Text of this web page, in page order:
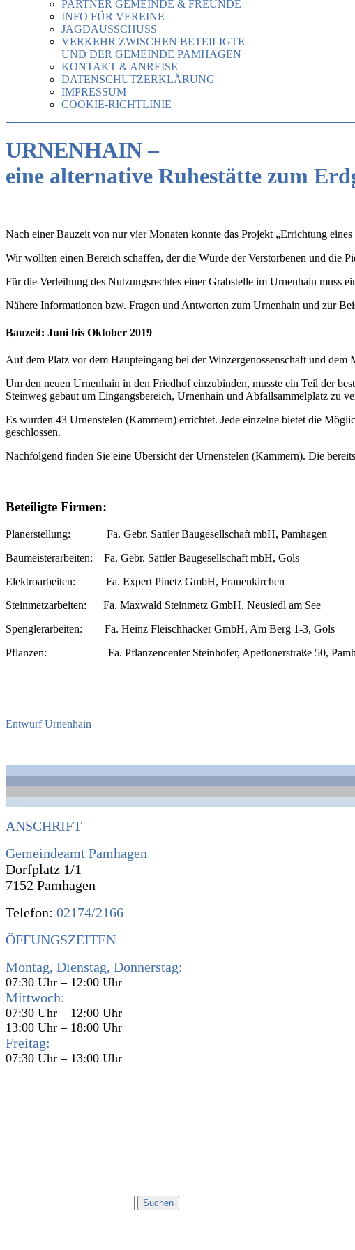
PARTNER GEMEINDE & FREUNDE
INFO FÜR VEREINE
JAGDAUSSCHUSS
VERKEHR ZWISCHEN BETEILIGTE
UND DER GEMEINDE PAMHAGEN
KONTAKT & ANREISE
DATENSCHUTZERKLÄRUNG
IMPRESSUM
COOKIE-RICHTLINIE
URNENHAIN –
eine alternative Ruhestätte zum
Nach einer Bauzeit von nur vier Monaten konnte das Projekt „Errichtung
Wir wollten einen Bereich schaffen, der die Würde der Verstorbenen und die
Für die Verleihung des Nutzungsrechtes einer Grabstelle im Urnenhain muss
Nähere Informationen bzw. Fragen und Antworten zum Urnenhain und zur
Bauzeit: Juni bis Oktober 2019
Auf dem Platz vor dem Haupteingang bei der Winzergenossenschaft und
Um den neuen Urnenhain in den Friedhof einzubinden, musste ein Teil der
Steinweg gebaut um Eingangsbereich, Urnenhain und Abfallsammelplatz zu
Es wurden 43 Urnenstelen (Kammern) errichtet. Jede einzelne bietet die
geschlossen.
Nachfolgend finden Sie eine Übersicht der Urnenstelen (Kammern). Die
Beteiligte Firmen:
Planerstellung: Fa. Gebr. Sattler Baugesellschaft mbH, Pamhagen
Baumeisterarbeiten: Fa. Gebr. Sattler Baugesellschaft mbH, Gols
Elektroarbeiten: Fa. Expert Pinetz GmbH, Frauenkirchen
Steinmetzarbeiten: Fa. Maxwald Steinmetz GmbH, Neusiedl am See
Spenglerarbeiten: Fa. Heinz Fleischhacker GmbH, Am Berg 1-3, Gols
Pflanzen: Fa. Pflanzencenter Steinhofer, Apetlonerstraße 50,
Entwurf Urnenhain
ANSCHRIFT
Gemeindeamt Pamhagen
Dorfplatz 1/1
7152 Pamhagen
Telefon: 02174/2166
ÖFFUNGSZEITEN
Montag, Dienstag, Donnerstag:
07:30 Uhr – 12:00 Uhr
Mittwoch:
07:30 Uhr – 12:00 Uhr
13:00 Uhr – 18:00 Uhr
Freitag:
07:30 Uhr – 13:00 Uhr